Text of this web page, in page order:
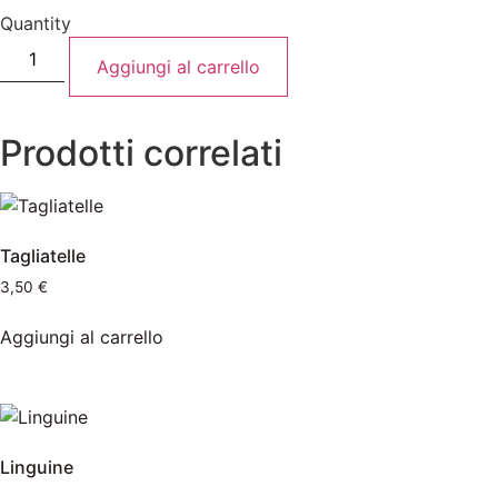
Quantity
Aggiungi al carrello
Prodotti correlati
Tagliatelle
3,50 €
Aggiungi al carrello
Linguine